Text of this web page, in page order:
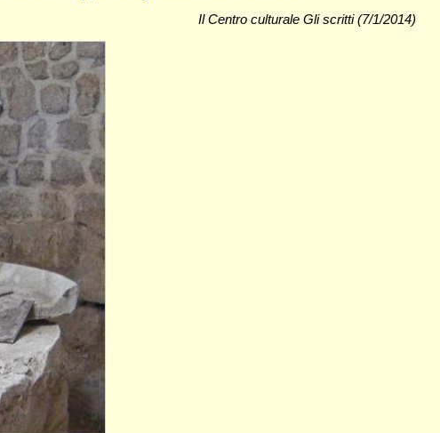
Il Centro culturale Gli scritti (7/1/2014)